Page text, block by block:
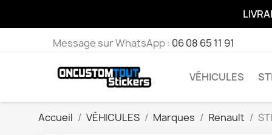
Message sur WhatsApp : 06 08 65 11 91
VÉHICULES
Accueil VÉHICULES Marques Renault